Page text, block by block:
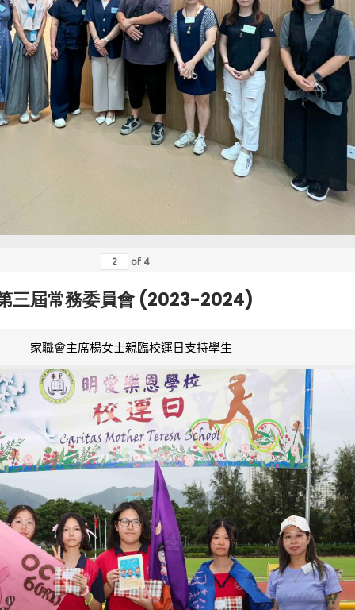
of 4
三屆常務委員會 (2023-2024)
家職會主席楊女士親臨校運日支持學生